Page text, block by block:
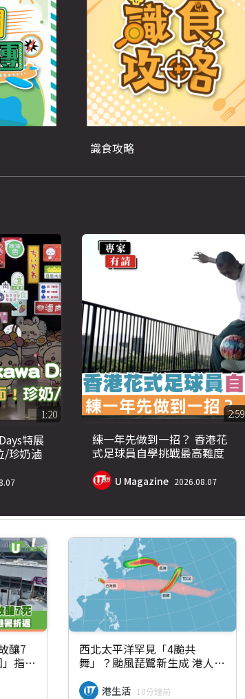
識食攻略
1:20
特展
/珍奶滷
2:59
練一年先做到一招？ 香港花
式足球員自學挑戰最高難度
U Magazine 2026.08.07
釀7
指引
西北太平洋罕見「4颱共
舞」？颱風琵鷺新生成 港人遊
港生活 18分鐘前